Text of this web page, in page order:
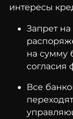
интересы
Запрет на
на сумму
согласия
Все